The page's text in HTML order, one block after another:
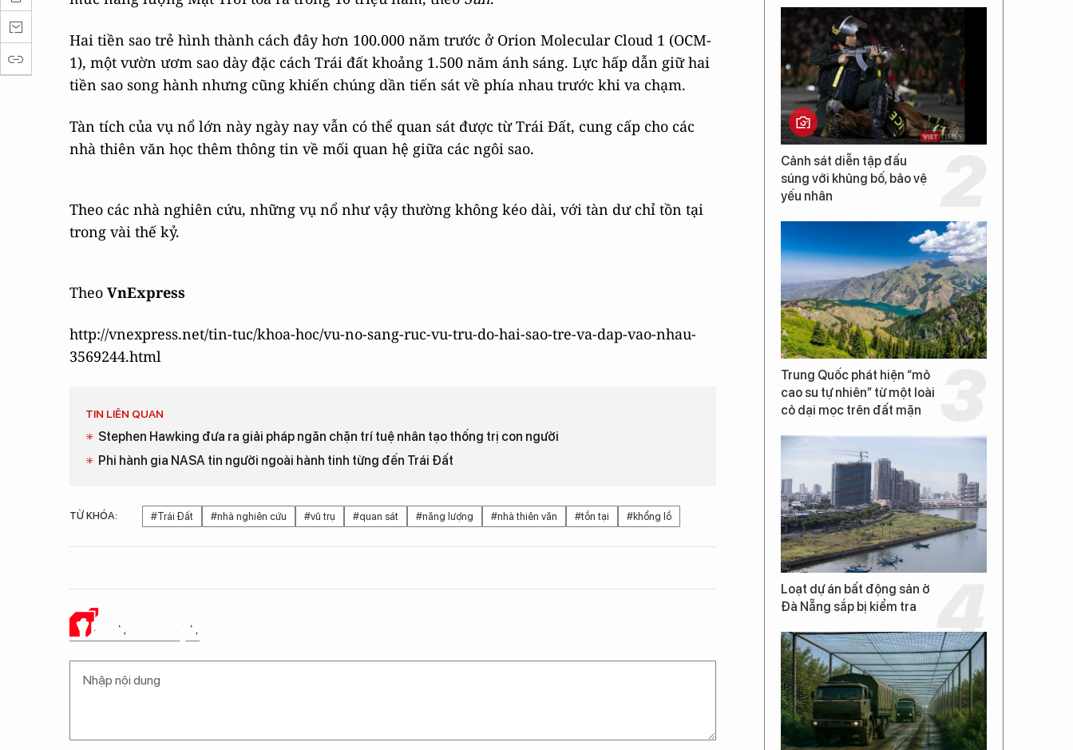
Hai tiền sao trẻ hình thành cách đây hơn 100.000 năm trước ở Orion Molecular Cloud 1 (OCM-
1), một vườn ươm sao dày đặc cách Trái đất khoảng 1.500 năm ánh sáng. Lực hấp dẫn giữ hai
tiền sao song hành nhưng cũng khiến chúng dần tiến sát về phía nhau trước khi va chạm.
Tàn tích của vụ nổ lớn này ngày nay vẫn có thể quan sát được từ Trái Đất, cung cấp cho các
nhà thiên văn học thêm thông tin về mối quan hệ giữa các ngôi sao.
Theo các nhà nghiên cứu, những vụ nổ như vậy thường không kéo dài, với tàn dư chỉ tồn tại
trong vài thế kỷ.
Theo VnExpress
http://vnexpress.net/tin-tuc/khoa-hoc/vu-no-sang-ruc-vu-tru-do-hai-sao-tre-va-dap-vao-nhau-
3569244.html
TIN LIÊN QUAN
Stephen Hawking đưa ra giải pháp ngăn chặn trí tuệ nhân tạo thống trị con người
Phi hành gia NASA tin người ngoài hành tinh từng đến Trái Đất
TỪ KHÓA: #Trái Đất #nhà nghiên cứu #vũ trụ #quan sát #năng lượng #nhà thiên văn #tồn tại #khổng lồ
Ý KIẾN CỦA BẠN
Cảnh sát diễn tập đấu
súng với khủng bố, bảo vệ
yếu nhân
Trung Quốc phát hiện “mỏ
cao su tự nhiên” từ một loài
cỏ dại mọc trên đất mặn
Loạt dự án bất động sản ở
Đà Nẵng sắp bị kiểm tra